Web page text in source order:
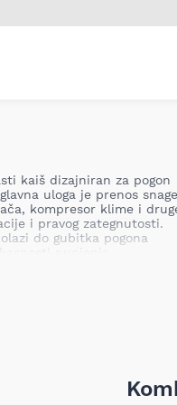
kaiš dizajniran za pogon
uloga je prenos snage
kompresor klime i
i pravog zategnutosti.
do gubitka pogona
punjenja
što može
popravke.
materijala i precizne